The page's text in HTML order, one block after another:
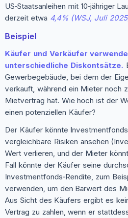
US‑Staatsanleihen mit 10‑jähriger
derzeit etwa 4,4% (WSJ, Juli
Beispiel
Käufer und Verkäufer
unterschiedliche Diskontsätze.
Gewerbegebäude, bei dem der
verkauft, während ein Mieter noch
Mietvertrag hat. Wie hoch ist der
einen potenziellen Käufer?
Der Käufer könnte
vergleichbare Risiken ansehen
Wert verlieren, und der Mieter
Fall könnte der Käufer seine
Investmentfonds‑Rendite, zum
verwenden, um den Barwert des
Aus Sicht des Käufers ergibt es
Vertrag zu zahlen, wenn er